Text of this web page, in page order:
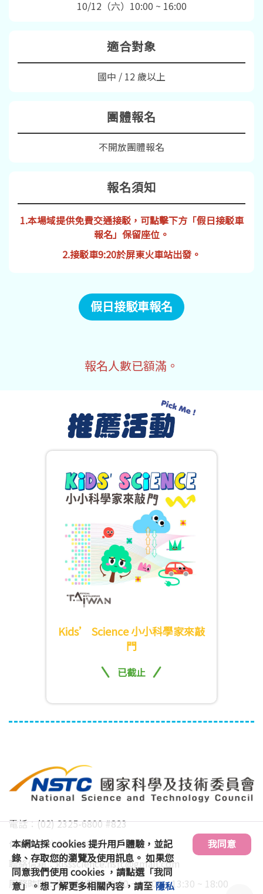
10/12（六）10:00 ~ 16:00
適合對象
國中 / 12 歲以上
團體報名
不開放團體報名
報名須知
1.本場域提供免費交通接駁，可點擊下方「假日接駁車
報名」保留座位。
2.接駁車9:20於屏東火車站出發。
假日接駁車報名
報名人數已額滿。
Kids’ Science 小小科學家來敲
門
已截止
電話：(02) 2325-6800 #823
傳真：(02) 2325-6816
聯絡信箱：kissscience.nstc@gmail.com
服務時間：週一到週五 09:00 ~ 12:00、13:30 ~ 18:00
本網站採 cookies 提升用戶體驗，並記
錄、存取您的瀏覽及使用訊息。 如果您
同意我們使用 cookies ，請點選「我同
意」。想了解更多相關內容，請至 隱私
我同意